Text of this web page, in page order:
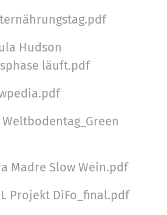
Hudson
läuft.pdf
Weltbodentag_Green
Madre Slow Wein.pdf
Projekt DiFo_final.pdf